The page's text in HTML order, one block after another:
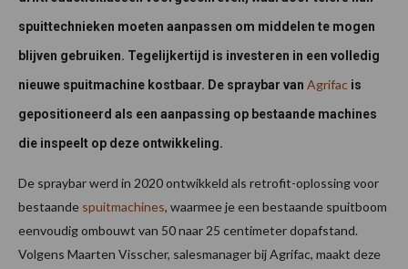
spuittechnieken moeten aanpassen om middelen te mogen
blijven gebruiken. Tegelijkertijd is investeren in een volledig
nieuwe spuitmachine kostbaar. De spraybar van Agrifac is
gepositioneerd als een aanpassing op bestaande machines
die inspeelt op deze ontwikkeling.
De spraybar werd in 2020 ontwikkeld als retrofit-oplossing voor
bestaande spuitmachines, waarmee je een bestaande spuitboom
eenvoudig ombouwt van 50 naar 25 centimeter dopafstand.
Volgens Maarten Visscher, salesmanager bij Agrifac, maakt deze